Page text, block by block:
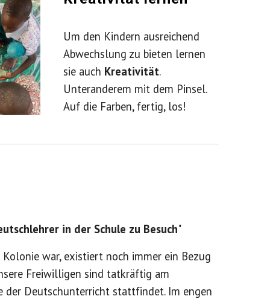
Um den Kindern ausreichend
Abwechslung zu bieten lernen
sie auch Kreativität.
Unteranderem mit dem Pinsel.
Auf die Farben, fertig, los!
in der Schule zu Besuch"
war, existiert noch immer ein Bezug
Freiwilligen sind tatkräftig am
der Deutschunterricht stattfindet. Im engen